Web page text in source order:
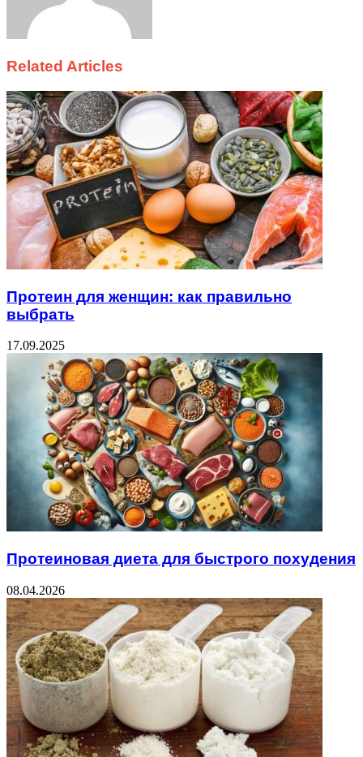
Related Articles
Протеин для женщин: как правильно
выбрать
17.09.2025
Протеиновая диета для быстрого похудения
08.04.2026